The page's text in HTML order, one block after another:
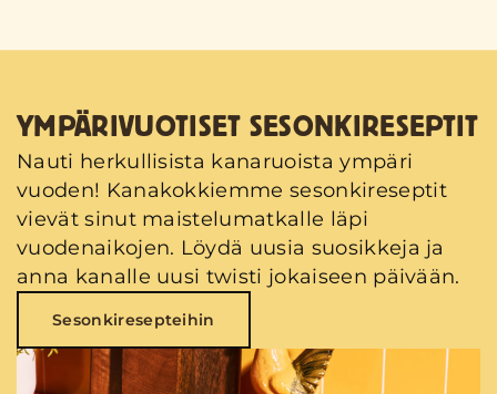
YMPÄRIVUOTISET SESONKIRESEPTIT
Nauti herkullisista kanaruoista ympäri
vuoden! Kanakokkiemme sesonkireseptit
vievät sinut maistelumatkalle läpi
vuodenaikojen. Löydä uusia suosikkeja ja
anna kanalle uusi twisti jokaiseen päivään.
Sesonkiresepteihin